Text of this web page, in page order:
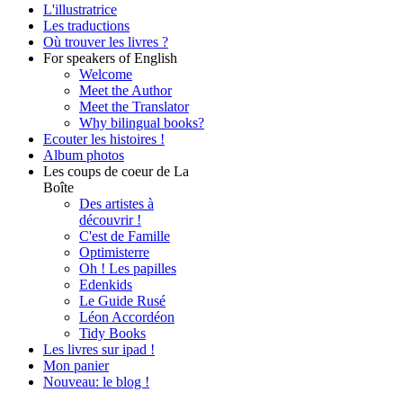
L'illustratrice
Les traductions
Où trouver les livres ?
For speakers of English
Welcome
Meet the Author
Meet the Translator
Why bilingual books?
Ecouter les histoires !
Album photos
Les coups de coeur de La
Boîte
Des artistes à
découvrir !
C'est de Famille
Optimisterre
Oh ! Les papilles
Edenkids
Le Guide Rusé
Léon Accordéon
Tidy Books
Les livres sur ipad !
Mon panier
Nouveau: le blog !